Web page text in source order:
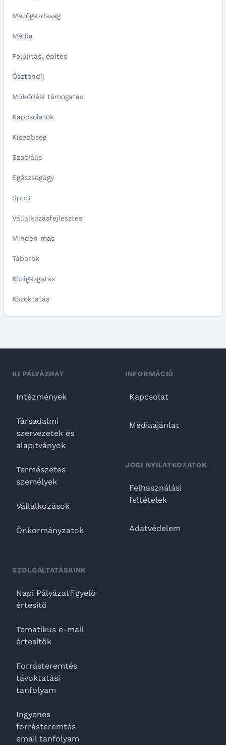
Mezőgazdaság
Média
Felújítás, építés
Ösztöndíj
Működési támogatás
Kapcsolatok
Kisebbség
Szociális
Egészségügy
Sport
Vállalkozásfejlesztés
Minden más
Táborok
Közigazgatás
Közoktatás
KI PÁLYÁZHAT
Intézmények
Társadalmi
szervezetek és
alapítványok
Természetes
személyek
Vállalkozások
Önkormányzatok
SZOLGÁLTATÁSAINK
Napi Pályázatfigyelő
értesítő
Tematikus e-mail
értesítők
Forrásteremtés
távoktatási
tanfolyam
Ingyenes
forrásteremtés
email tanfolyam
INFORMÁCIÓ
Kapcsolat
Médiaajánlat
JOGI NYILATKOZATOK
Felhasználási
feltételek
Adatvédelem